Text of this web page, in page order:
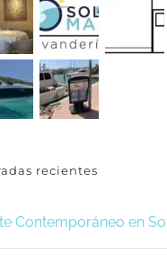
recientes
Contemporáneo en